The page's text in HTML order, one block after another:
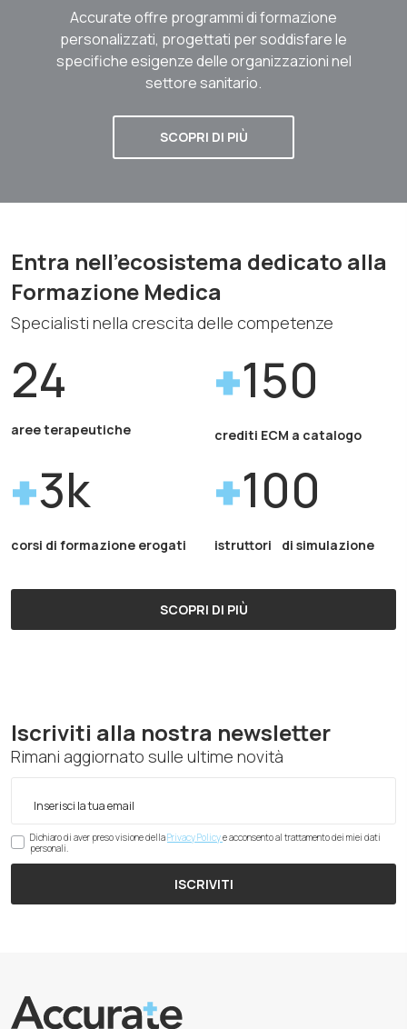
Accurate offre programmi di formazione
personalizzati, progettati per soddisfare le
specifiche esigenze delle organizzazioni nel
settore sanitario.
SCOPRI DI PIÙ
Entra nell'ecosistema dedicato alla
Formazione Medica
Specialisti nella crescita delle competenze
24
aree terapeutiche
150
crediti ECM a catalogo
3k
corsi di formazione erogati
100
istruttori di simulazione
SCOPRI DI PIÙ
Iscriviti alla nostra newsletter
Rimani aggiornato sulle ultime novità
Dichiaro di aver preso visione dellaPrivacy Policye acconsento al trattamento dei miei dati
personali.
ISCRIVITI